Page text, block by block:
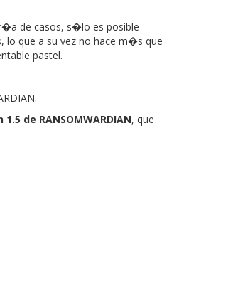
de casos, s�lo es posible
lo que a su vez no hace m�s que
pastel.
de RANSOMWARDIAN, que